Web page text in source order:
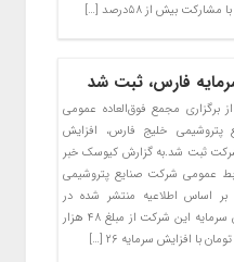
بیش از ۵۸درصد […]
فارس، ثبت شد
برگزاری مجمع فوق‌العاده عمومی
پتروشیمی خلیج فارس، افزایش
ثبت شد.به گزارش کیوسک خبر
عمومی شرکت صنایع پتروشیمی
اساس اطلاعیه منتشر شده در
کدال، افزایش سرمایه این شرکت از مبلغ ۴۸ هزار